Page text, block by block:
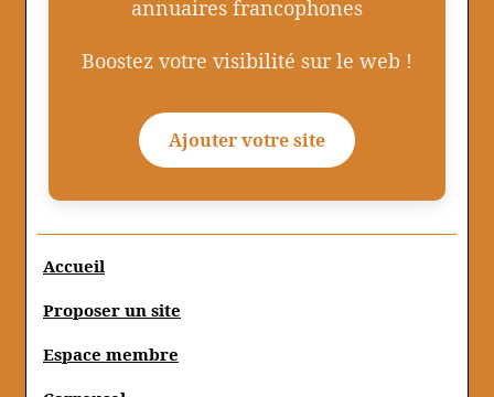
annuaires francophones
Boostez votre visibilité sur le web !
Ajouter votre site
Accueil
Proposer un site
Espace membre